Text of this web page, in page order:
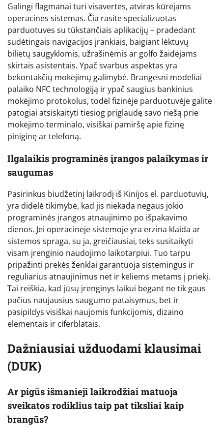
Galingi flagmanai turi visavertes, atviras kūrėjams
operacines sistemas. Čia rasite specializuotas
parduotuves su tūkstančiais aplikacijų – pradedant
sudėtingais navigacijos įrankiais, baigiant lėktuvų
bilietų saugyklomis, užrašinėmis ar golfo žaidėjams
skirtais asistentais. Ypač svarbus aspektas yra
bekontakčių mokėjimų galimybė. Brangesni modeliai
palaiko NFC technologiją ir ypač saugius bankinius
mokėjimo protokolus, todėl fizinėje parduotuvėje galite
patogiai atsiskaityti tiesiog priglaudę savo riešą prie
mokėjimo terminalo, visiškai pamiršę apie fizinę
piniginę ar telefoną.
Ilgalaikis programinės įrangos palaikymas ir
saugumas
Pasirinkus biudžetinį laikrodį iš Kinijos el. parduotuvių,
yra didelė tikimybė, kad jis niekada negaus jokio
programinės įrangos atnaujinimo po išpakavimo
dienos. Jei operacinėje sistemoje yra erzina klaida ar
sistemos spraga, su ja, greičiausiai, teks susitaikyti
visam įrenginio naudojimo laikotarpiui. Tuo tarpu
pripažinti prekės ženklai garantuoja sistemingus ir
reguliarius atnaujinimus net ir keliems metams į priekį.
Tai reiškia, kad jūsų įrenginys laikui bėgant ne tik gaus
pačius naujausius saugumo pataisymus, bet ir
pasipildys visiškai naujomis funkcijomis, dizaino
elementais ir ciferblatais.
Dažniausiai užduodami klausimai
(DUK)
Ar pigūs išmanieji laikrodžiai matuoja
sveikatos rodiklius taip pat tiksliai kaip
brangūs?